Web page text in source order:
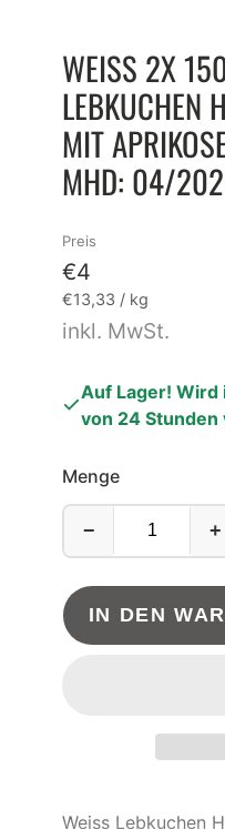
WEISS 2X
LEBKUCHEN
MIT
MHD: 04/
Preis
€4
Grundpreis
€13,33 / pro
kg
inkl. MwSt.
Auf Lager! Wird
von 24
Menge
− +
IN DEN
Weiss Lebkuchen